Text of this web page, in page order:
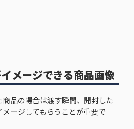
メージできる商品画像
品の場合は渡す瞬間、開封した
ージしてもらうことが重要で